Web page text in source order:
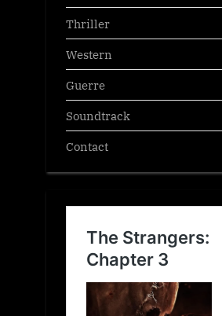
Thriller
Western
Guerre
Soundtrack
Contact